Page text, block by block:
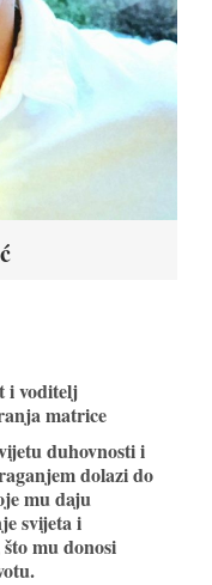
i voditelj
matrice
duhovnosti i
dolazi do
mu daju
svijeta i
mu donosi